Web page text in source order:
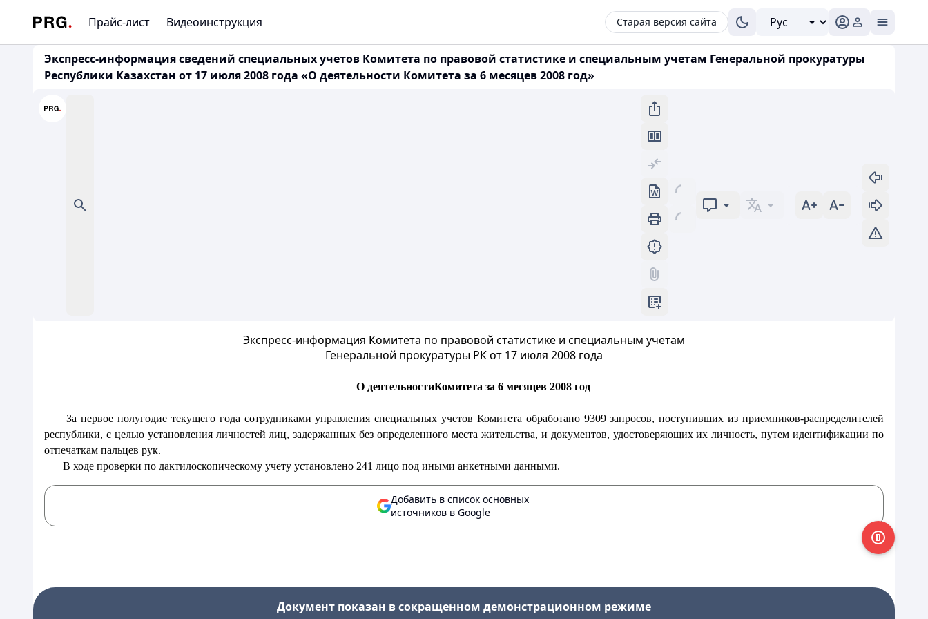
Прайс-лист Видеоинструкция Старая версия сайта
Экспресс-информация сведений специальных учетов Комитета по правовой статистике и специальным учетам Генеральной прокуратуры
Республики Казахстан от 17 июля 2008 года «О деятельности Комитета за 6 месяцев 2008 год»
Экспресс-информация Комитета по правовой статистике и специальным учетам
Генеральной прокуратуры РК от 17 июля 2008 года
О деятельностиКомитета за 6 месяцев 2008 год
За первое полугодие текущего года сотрудниками управления специальных учетов Комитета обработано 9309 запросов, поступивших из приемников-распределителей
республики, с целью установления личностей лиц, задержанных без определенного места жительства, и документов, удостоверяющих их личность, путем идентификации по
отпечаткам пальцев рук.
В ходе проверки по дактилоскопическому учету установлено 241 лицо под иными анкетными данными.
Добавить в список основных
источников в Google
Документ показан в сокращенном демонстрационном режиме